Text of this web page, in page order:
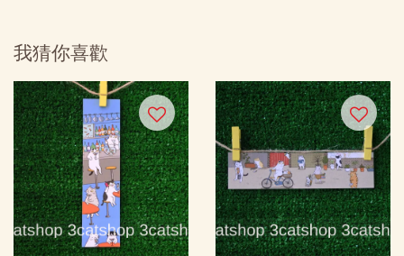
我猜你喜歡